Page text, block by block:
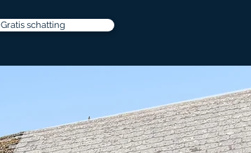
Gratis schatting